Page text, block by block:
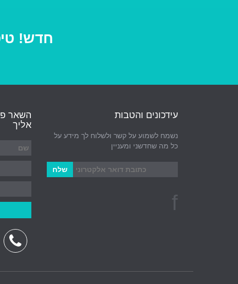
חדש!
עידכונים והטבות
נשמח לשמוע על קשר ולשלוח לך מידע על
כל מה שחדשני ומעניין
f
השאר
אליך